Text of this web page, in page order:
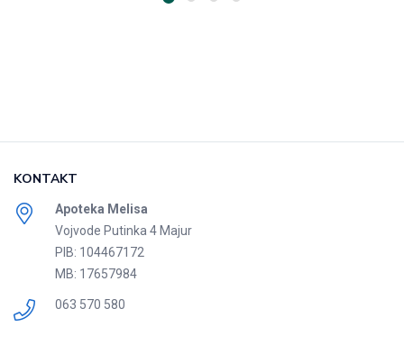
KONTAKT
Apoteka Melisa
Vojvode Putinka 4 Majur
PIB: 104467172
MB: 17657984
063 570 580